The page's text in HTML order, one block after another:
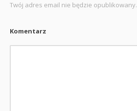
Twój adres email nie będzie opublikowany.
Komentarz